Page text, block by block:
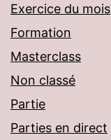
Exercice du mois
Formation
Masterclass
Non classé
Partie
Parties en direct